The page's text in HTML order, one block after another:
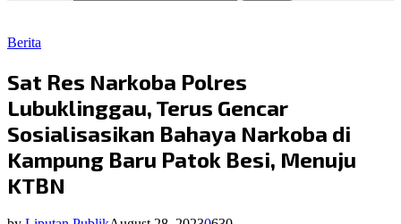
Berita
Sat Res Narkoba Polres
Lubuklinggau, Terus Gencar
Sosialisasikan Bahaya Narkoba di
Kampung Baru Patok Besi, Menuju
KTBN